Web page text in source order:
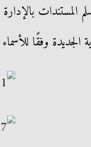
المستندات
الجديدة وفقًا للأسماء